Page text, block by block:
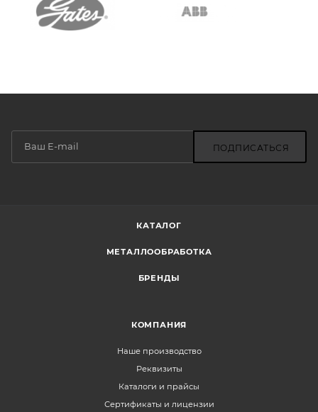
ПОДПИСАТЬСЯ
КАТАЛОГ
МЕТАЛЛООБРАБОТКА
БРЕНДЫ
КОМПАНИЯ
Наше производство
Реквизиты
Каталоги и прайсы
Сертификаты и лицензии